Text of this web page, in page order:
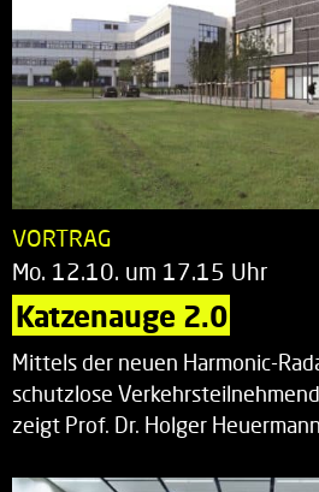
VORTRAG
Mo. 12.10. um 17.15 Uhr
Katzenauge 2.0
Mittels der neuen Harmonic-
schutzlose
zeigt Prof. Dr. Holger